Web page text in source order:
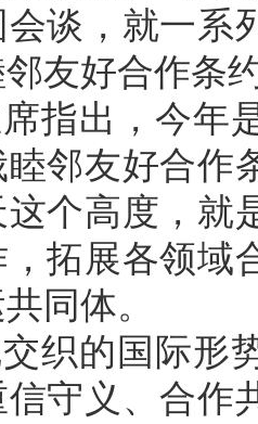
会谈，就一系
友好合作条
指出，今年
邻友好合作
这个高度，就
拓展各领域
同体。
织的国际形
守义、合作